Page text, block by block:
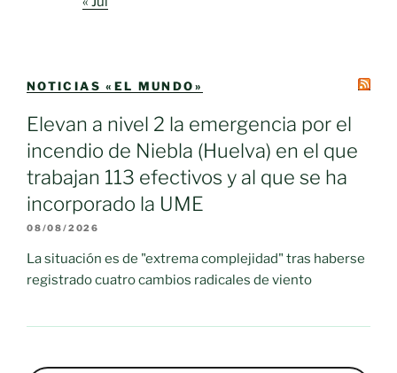
NOTICIAS «EL MUNDO»
Elevan a nivel 2 la emergencia por el
incendio de Niebla (Huelva) en el que
trabajan 113 efectivos y al que se ha
incorporado la UME
08/08/2026
La situación es de "extrema complejidad" tras haberse
registrado cuatro cambios radicales de viento